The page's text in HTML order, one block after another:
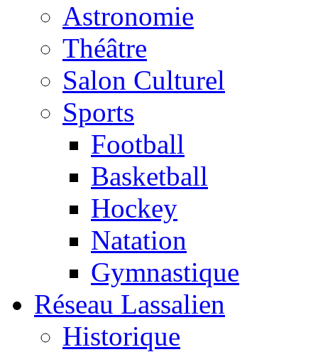
Astronomie
Théâtre
Salon Culturel
Sports
Football
Basketball
Hockey
Natation
Gymnastique
Réseau Lassalien
Historique